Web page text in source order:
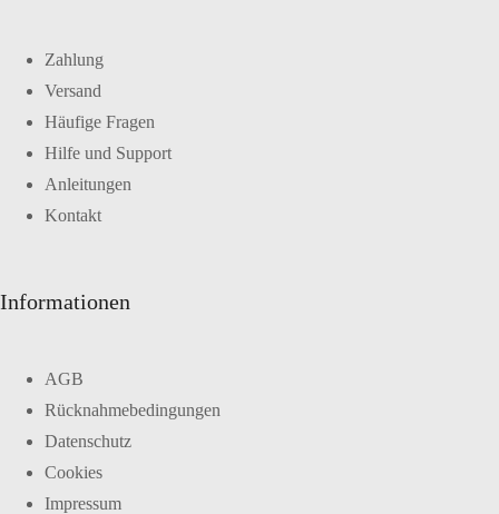
Zahlung
Versand
Häufige Fragen
Hilfe und Support
Anleitungen
Kontakt
Informationen
AGB
Rücknahmebedingungen
Datenschutz
Cookies
Impressum